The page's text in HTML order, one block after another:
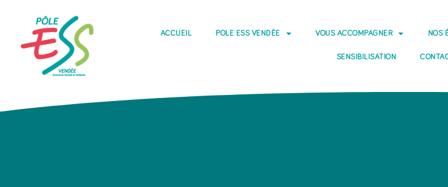
ACCUEIL PÔLE ESS VENDÉE VOUS ACCOMPAGNER NOS
SENSIBILISATION